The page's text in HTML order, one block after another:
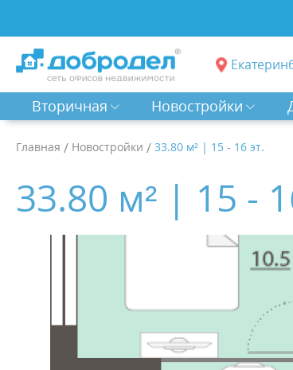
Вторичная Новостройки
Главная / Новостройки / 33.80 м² | 15 - 16 эт.
33.80 м² | 15 -